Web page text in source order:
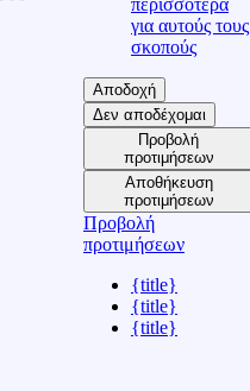
περισσότερα
για αυτούς τους
σκοπούς
Αποδοχή
Δεν αποδέχομαι
Προβολή
προτιμήσεων
Αποθήκευση
προτιμήσεων
Προβολή
προτιμήσεων
{title}
{title}
{title}